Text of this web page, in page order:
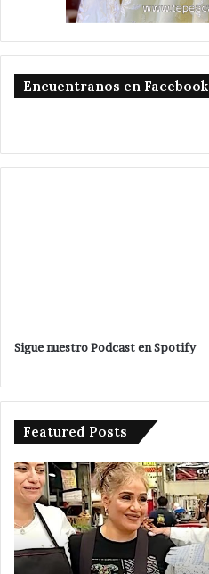
Encuentranos en Facebook
Sigue nuestro Podcast en Spotify
Featured Posts
Entrega
Sergio
Juárez
apoyos
económicos
para